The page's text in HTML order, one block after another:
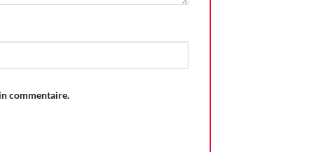
commentaire.